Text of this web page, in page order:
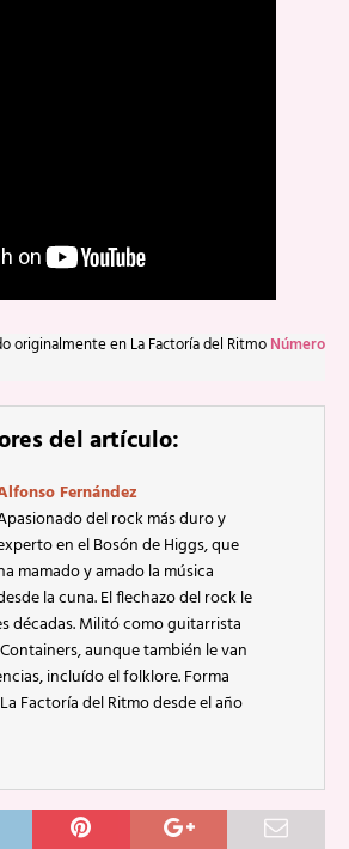
originalmente en La Factoría del Ritmo Número
del artículo:
Fernández
del rock más duro y
en el Bosón de Higgs, que
mamado y amado la música
la cuna. El flechazo del rock le
décadas. Militó como guitarrista
aunque también le van
incluído el folklore. Forma
Factoría del Ritmo desde el año